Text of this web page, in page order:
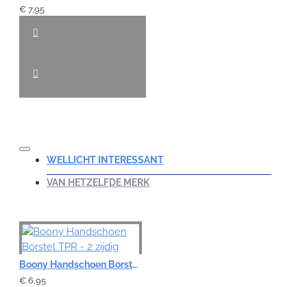
€ 7,95
WELLICHT INTERESSANT
VAN HETZELFDE MERK
Boony Handschoen Borstel TPR - 2 zijdig
€ 6,95